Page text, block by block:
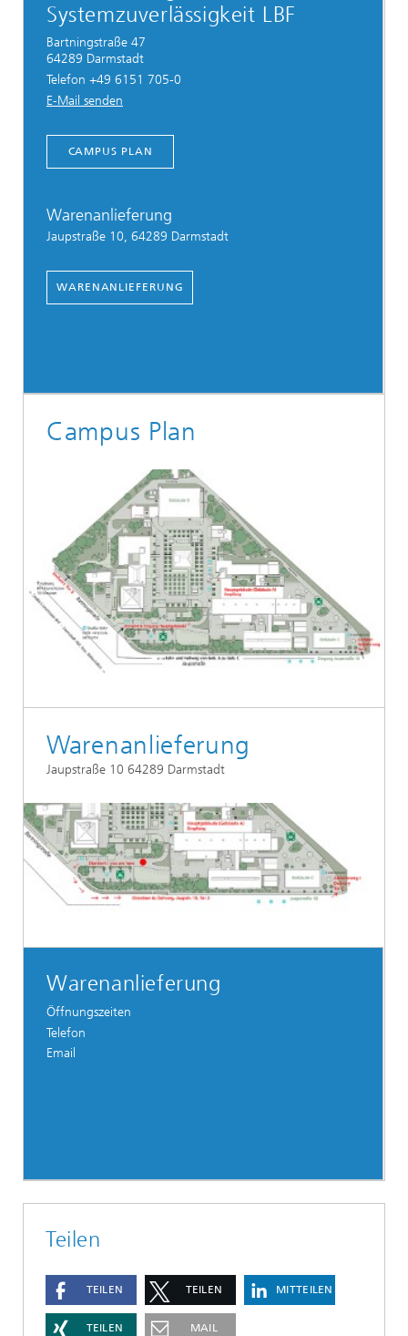
Systemzuverlässigkeit LBF
Bartningstraße 47
64289 Darmstadt
Telefon +49 6151 705-0
E-Mail senden
CAMPUS PLAN
Warenanlieferung
Jaupstraße 10, 64289 Darmstadt
WARENANLIEFERUNG
Campus Plan
Warenanlieferung
Jaupstraße 10 64289 Darmstadt
Warenanlieferung
Öffnungszeiten
Telefon
Email
Teilen
TEILEN TEILEN MITTEILEN
TEILEN MAIL